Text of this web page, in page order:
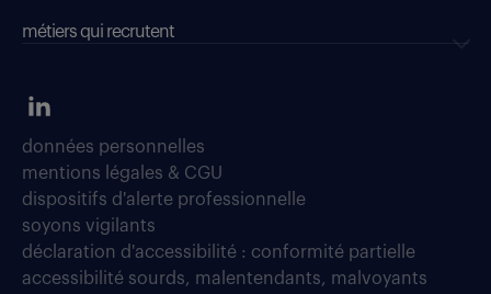
métiers qui recrutent
données personnelles
mentions légales & CGU
dispositifs d'alerte professionnelle
soyons vigilants
déclaration d'accessibilité : conformité partielle
accessibilité sourds, malentendants, malvoyants